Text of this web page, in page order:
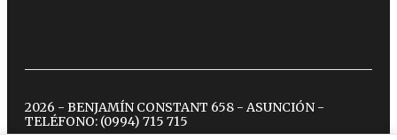
2026 - BENJAMÍN CONSTANT 658 - ASUNCIÓN -
TELÉFONO: (0994) 715 715